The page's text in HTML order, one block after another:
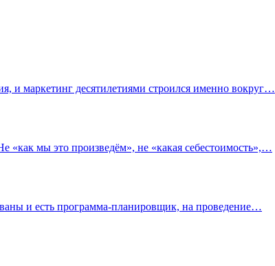
и маркетинг десятилетиями строился именно вокруг…
мы это произведём», не «какая себестоимость»,…
и есть программа-планировщик, на проведение…